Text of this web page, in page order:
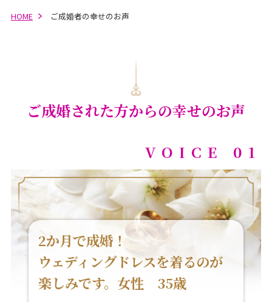
HOME ご成婚者の幸せのお声
ご成婚された方からの幸せのお声
VOICE 01
2か月で成婚！
ウェディングドレスを着るのが
楽しみです。女性 35歳